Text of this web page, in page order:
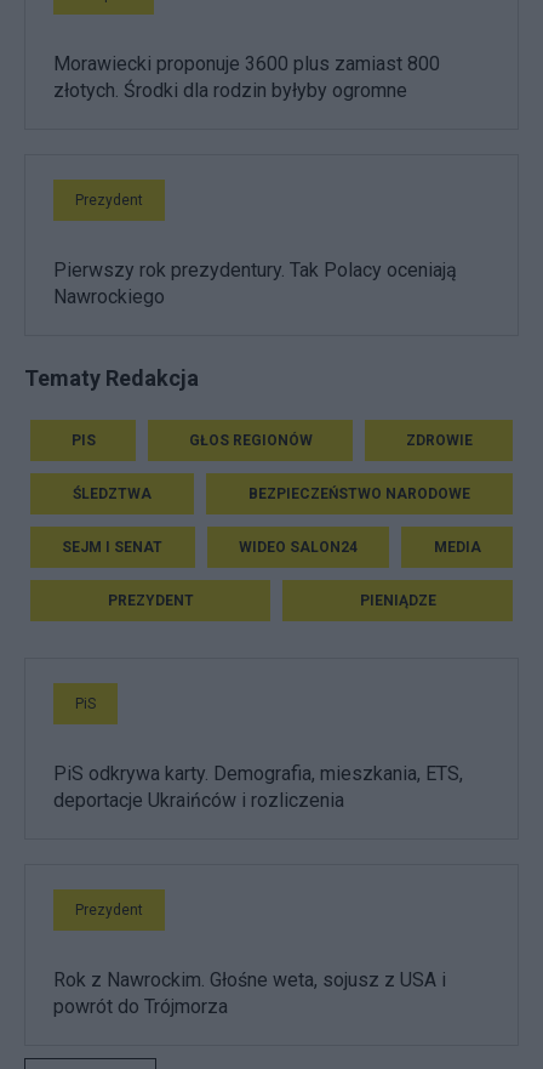
Morawiecki proponuje 3600 plus zamiast 800
złotych. Środki dla rodzin byłyby ogromne
Prezydent
Pierwszy rok prezydentury. Tak Polacy oceniają
Nawrockiego
Tematy Redakcja
PIS GŁOS REGIONÓW ZDROWIE
ŚLEDZTWA BEZPIECZEŃSTWO NARODOWE
SEJM I SENAT WIDEO SALON24 MEDIA
PREZYDENT PIENIĄDZE
PiS
PiS odkrywa karty. Demografia, mieszkania, ETS,
deportacje Ukraińców i rozliczenia
Prezydent
Rok z Nawrockim. Głośne weta, sojusz z USA i
powrót do Trójmorza